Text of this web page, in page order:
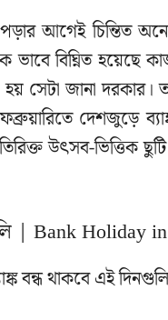
আগেই চিন্তিত
বিঘ্নিত হয়েছে
সেটা জানা
দেশজুড়ে
উৎসব-ভিত্তিক
| Bank Holiday
বন্ধ থাকবে এই